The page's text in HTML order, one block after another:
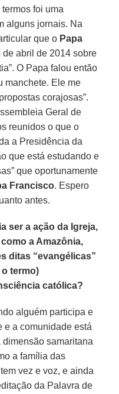
foi uma
alguns jornais. Na
que o Papa
de abril de 2014 sobre
O Papa falou então
manchete. Ele me
corajosas”.
Geral de
reunidos o que o
a Presidência da
que está estudando e
que oportunamente
Francisco. Espero
antes.
ser a ação da Igreja,
a Amazônia,
ditas “evangélicas”
termo)
católica?
alguém participa e
e a comunidade está
samaritana
a família das
vez e voz, e ainda
da Palavra de